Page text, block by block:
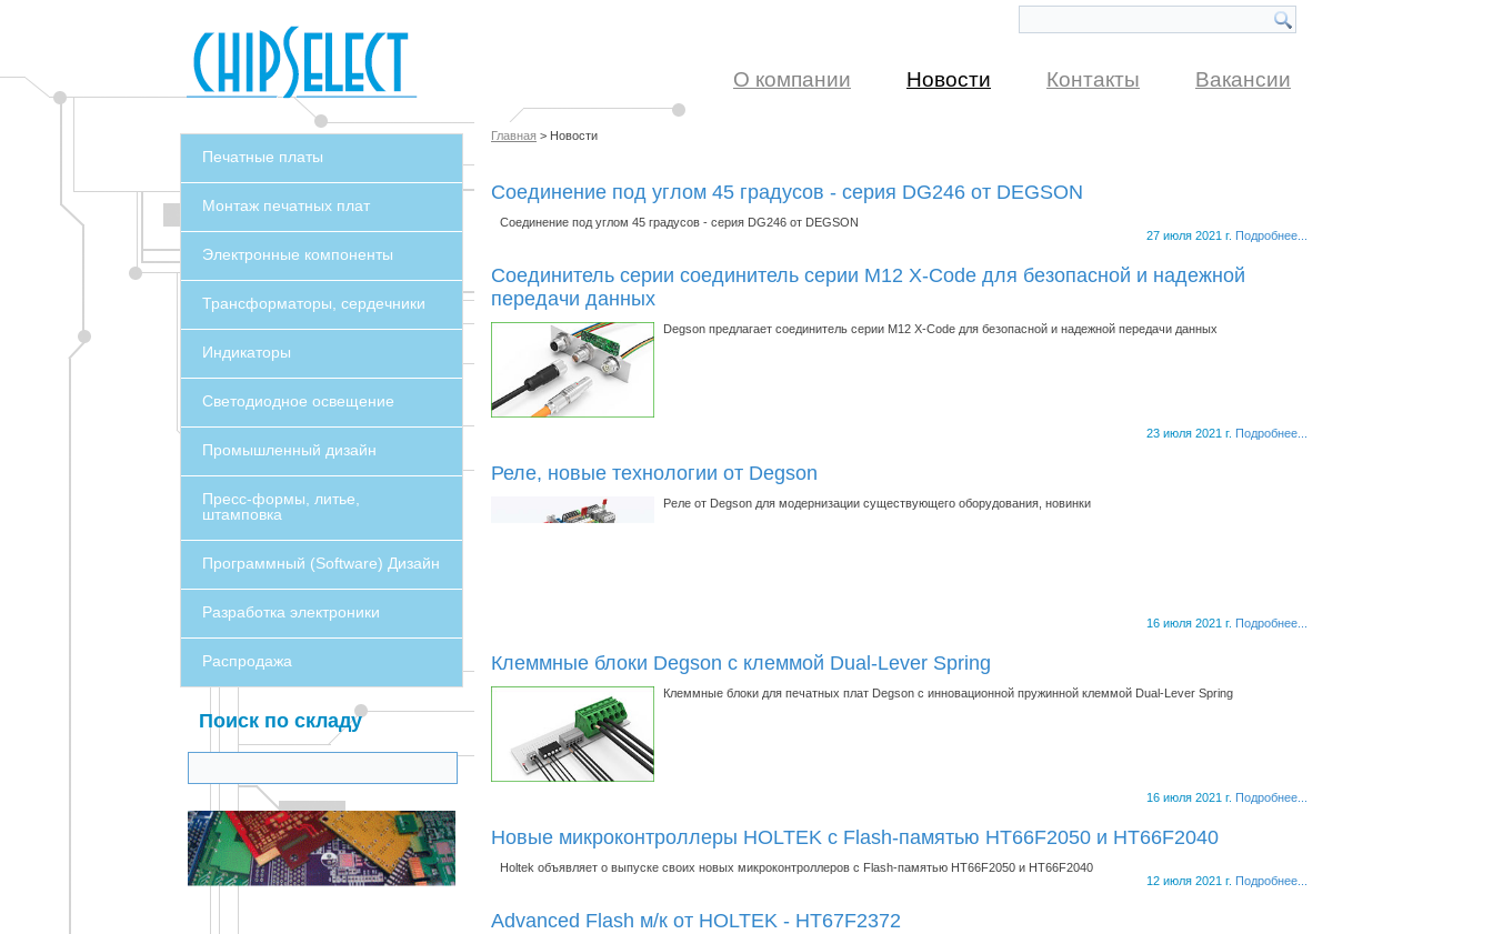
О компании Новости Контакты Вакансии
Печатные платы
Монтаж печатных плат
Электронные компоненты
Трансформаторы, сердечники
Индикаторы
Светодиодное освещение
Промышленный дизайн
Пресс-формы, литье,
штамповка
Программный (Software) Дизайн
Разработка электроники
Распродажа
Поиск по складу
Главная > Новости
Соединение под углом 45 градусов - серия DG246 от DEGSON
Соединение под углом 45 градусов - серия DG246 от DEGSON
27 июля 2021 г. Подробнее...
Cоединитель серии соединитель серии M12 X-Code для безопасной и надежной
передачи данных
Degson предлагает соединитель серии M12 X-Code для безопасной и надежной передачи данных
23 июля 2021 г. Подробнее...
Реле, новые технологии от Degson
Реле от Degson для модернизации существующего оборудования, новинки
16 июля 2021 г. Подробнее...
Клеммные блоки Degson с клеммой Dual-Lever Spring
Клеммные блоки для печатных плат Degson с инновационной пружинной клеммой Dual-Lever Spring
16 июля 2021 г. Подробнее...
Новые микроконтроллеры HOLTEK с Flash-памятью HT66F2050 и HT66F2040
Holtek объявляет о выпуске своих новых микроконтроллеров с Flash-памятью HT66F2050 и HT66F2040
12 июля 2021 г. Подробнее...
Advanced Flash м/к от HOLTEK - HT67F2372